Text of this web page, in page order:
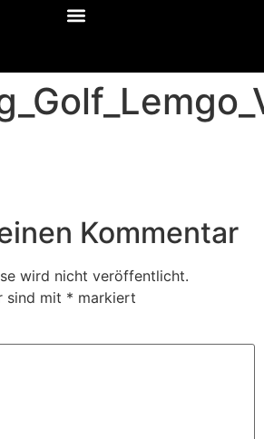
Kommentar
wird nicht veröffentlicht.
sind mit * markiert